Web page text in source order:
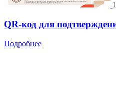
QR-код для
Подробнее